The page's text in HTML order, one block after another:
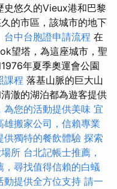
史悠久的Vieux港和巴黎
的市區，該城市的地下
台中台胞證申請流程 在
望塔，為這座城市，聖
年夏季奧運會公園
課程 落基山脈的巨大山
澈的湖泊都為遊客提供
為您的活動提供美味 宜
雄搬家公司，信賴專業
供獨特的餐飲體驗 探索
所 台北記帳士推薦，
，尋找值得信賴的白蟻
動提供全方位支持 請一